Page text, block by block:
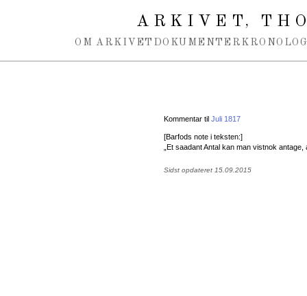
ARKIVET,
OM ARKIVET DOKUMENTER
Kommentar til Juli 1817
[Barfods note i teksten:]
„Et saadant Antal kan man vistnok
Sidst opdateret 15.09.2015